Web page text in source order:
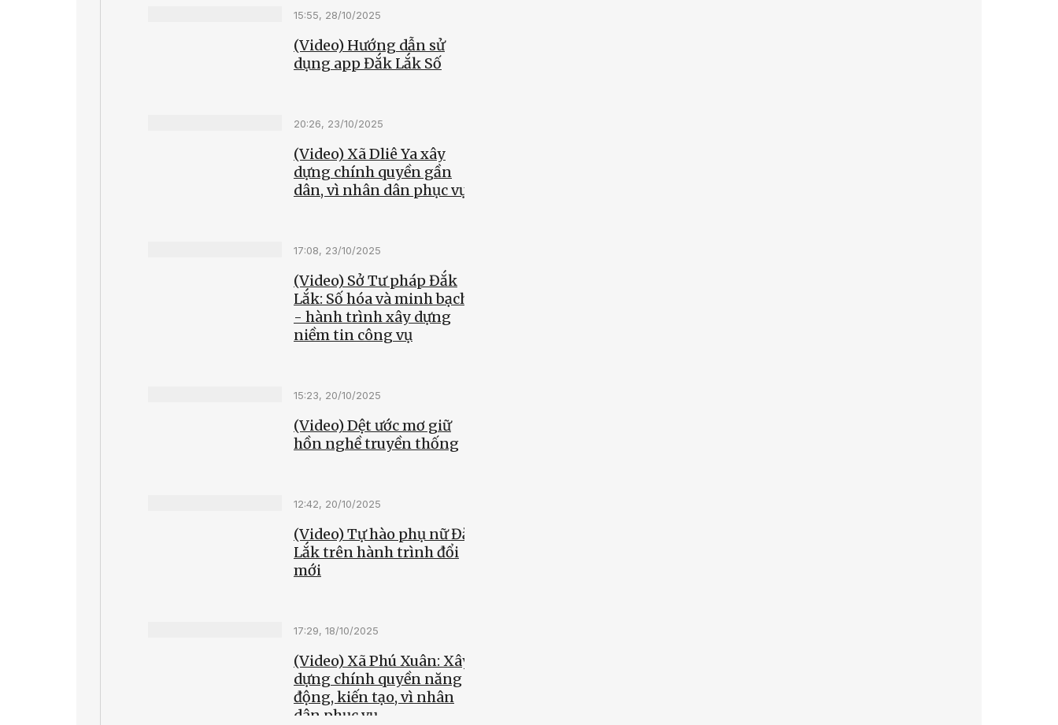
15:55, 28/10/2025
(Video) Hướng dẫn sử
dụng app Đắk Lắk Số
20:26, 23/10/2025
(Video) Xã Dliê Ya xây
dựng chính quyền gần
dân, vì nhân dân phục vụ
17:08, 23/10/2025
(Video) Sở Tư pháp Đắk
Lắk: Số hóa và minh bạch
- hành trình xây dựng
niềm tin công vụ
15:23, 20/10/2025
(Video) Dệt ước mơ giữ
hồn nghề truyền thống
12:42, 20/10/2025
(Video) Tự hào phụ nữ Đắk
Lắk trên hành trình đổi
mới
17:29, 18/10/2025
(Video) Xã Phú Xuân: Xây
dựng chính quyền năng
động, kiến tạo, vì nhân
dân phục vụ